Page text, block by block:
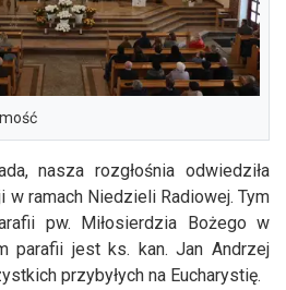
nasza rozgłośnia odwiedziła
w ramach Niedzieli Radiowej. Tym
pw. Miłosierdzia Bożego w
parafii jest ks. kan. Jan Andrzej
przybyłych na Eucharystię.